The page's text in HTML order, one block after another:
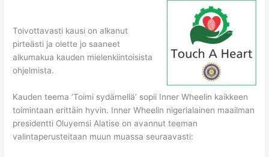
Toivottavasti kausi on alkanut
pirteästi ja olette jo saaneet
alkumakua kauden mielenkiintoisista
ohjelmista.
Kauden teema ’Toimi sydämellä’ sopii Inner Wheelin kaikkeen
toimintaan erittäin hyvin. Inner Wheelin nigerialainen maailman
presidentti Oluyemsi Alatise on avannut teeman
valintaperusteitaan muun muassa seuraavasti: